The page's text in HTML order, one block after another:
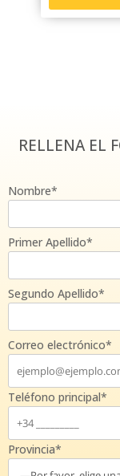
RELLENA EL
Nombre*
Primer Apellido*
Segundo Apellido*
Correo electrónico*
Teléfono principal*
Provincia*